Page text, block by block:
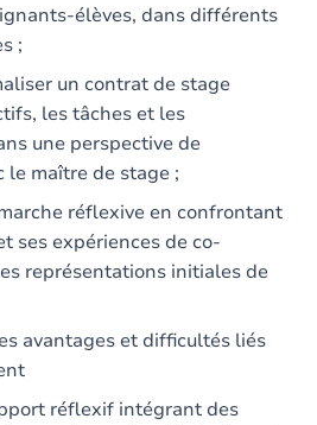
élèves, dans différents
;
un contrat de stage
les tâches et les
une perspective de
le maître de stage ;
réflexive en confrontant
ses expériences de co-
représentations initiales de
avantages et difficultés liés
réflexif intégrant des